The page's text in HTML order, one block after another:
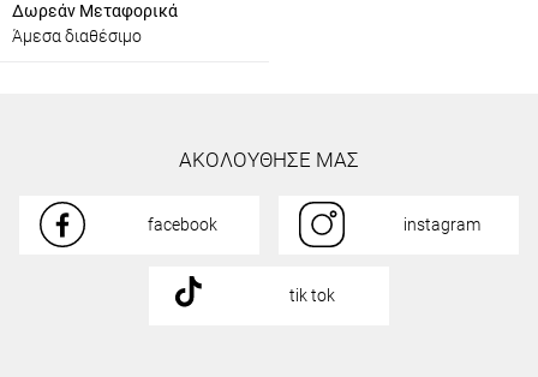
Δωρεάν Μεταφορικά
Άμεσα διαθέσιμο
ΑΚΟΛΟΥΘΗΣΕ ΜΑΣ
facebook instagram
tik tok